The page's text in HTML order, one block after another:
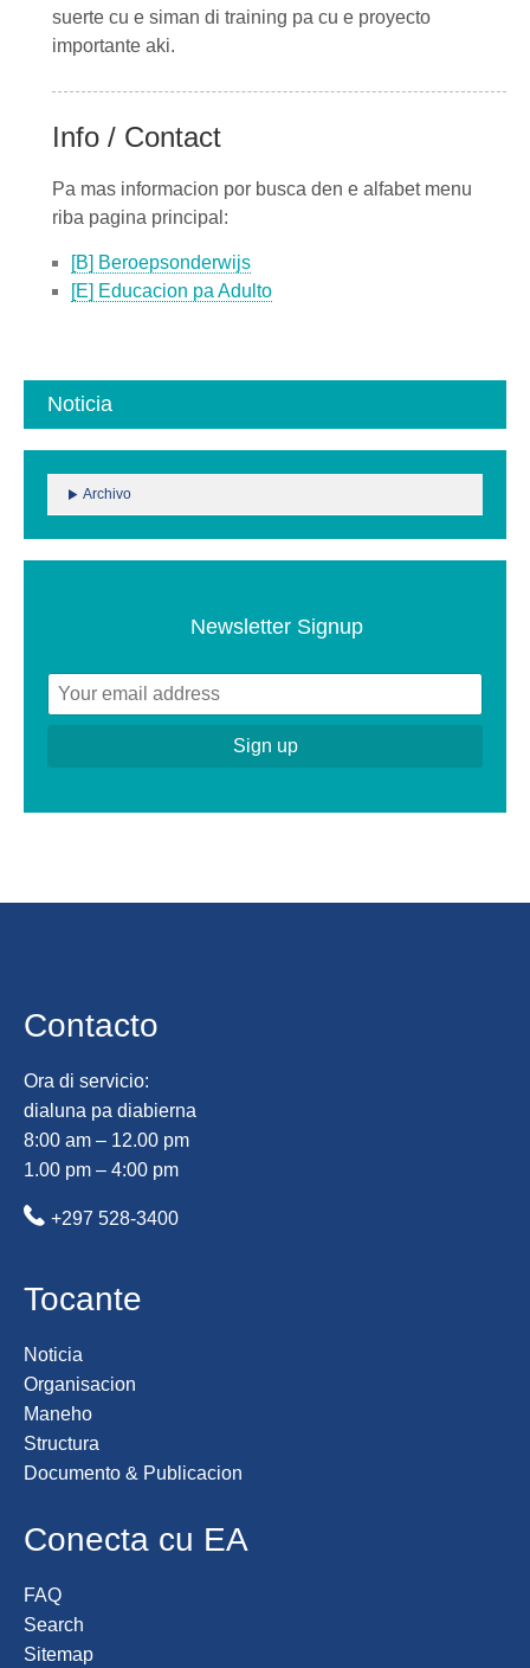
suerte cu e siman di training pa cu e proyecto
importante aki.
Info / Contact
Pa mas informacion por busca den e alfabet menu
riba pagina principal:
[B] Beroepsonderwijs
[E] Educacion pa Adulto
Noticia
Archivo
Newsletter Signup
Contacto
Ora di servicio:
dialuna pa diabierna
8:00 am – 12.00 pm
1.00 pm – 4:00 pm
+297 528-3400
Tocante
Noticia
Organisacion
Maneho
Structura
Documento & Publicacion
Conecta cu EA
FAQ
Search
Sitemap